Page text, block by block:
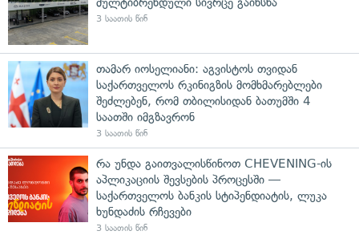
3 საათის წინ
თამარ იოსელიანი: აგვისტოს თვიდან
საქართველოს რკინიგზის მომხმარებლები
შეძლებენ, რომ თბილისიდან ბათუმში 4
საათში იმგზავრონ
3 საათის წინ
რა უნდა გაითვალისწინოთ CHEVENING-ის
აპლიკაციის შევსების პროცესში —
საქართველოს ბანკის სტიპენდიატის, ლუკა
ხუნდაძის რჩევები
3 საათის წინ